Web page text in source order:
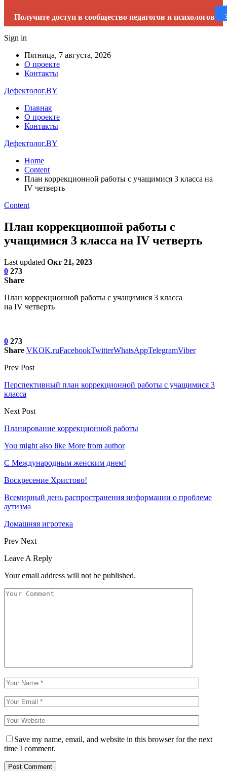
Получите доступ в сообщество педагогов и психологов
Sign in
Пятница, 7 августа, 2026
О проекте
Контакты
Дефектолог.BY
Главная
О проекте
Контакты
Дефектолог.BY
Home
Content
План коррекционной работы с учащимися 3 класса на
IV четверть
Content
План коррекционной работы с
учащимися 3 класса на IV четверть
Last updated Окт 21, 2023
0 273
Share
План коррекционной работы с учащимися 3 класса
на IV четверть
0 273
Share VKOK.ruFacebookTwitterWhatsAppTelegramViber
Prev Post
Перспективный план коррекционной работы с учащимися 3
класса
Next Post
Планирование коррекционной работы
You might also like More from author
С Международным женским днем!
Воскресение Xристово!
Всемирный день распространения информации о проблеме
аутизма
Домашняя игротека
Prev Next
Leave A Reply
Your email address will not be published.
Save my name, email, and website in this browser for the next
time I comment.